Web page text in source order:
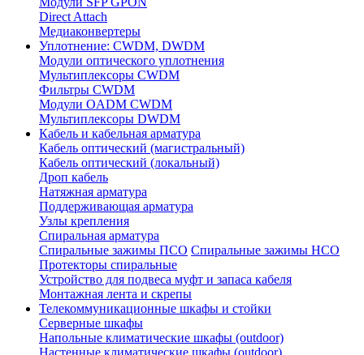
Direct Attach
Медиаконвертеры
Уплотнение: CWDM, DWDM
Модули оптического уплотнения
Мультиплексоры CWDM
Фильтры CWDM
Модули OADM CWDM
Мультиплексоры DWDM
Кабель и кабельная арматура
Кабель оптический (магистральный)
Кабель оптический (локальный)
Дроп кабель
Натяжная арматура
Поддерживающая арматура
Узлы крепления
Спиральная арматура
Спиральные зажимы ПСО Спиральные зажимы НСО
Протекторы спиральные
Устройство для подвеса муфт и запаса кабеля
Монтажная лента и скрепы
Телекоммуникационные шкафы и стойки
Серверные шкафы
Напольные климатические шкафы (outdoor)
Настенные климатические шкафы (outdoor)